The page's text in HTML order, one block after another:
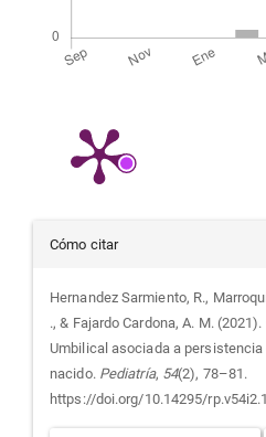
Detalles
del
artículo
Cómo citar
Hernandez Sarmiento, R.,
., & Fajardo Cardona, A. M.
Umbilical asociada a
nacido. Pediatría, 54(2), 78–81.
https://doi.org/10.14295/